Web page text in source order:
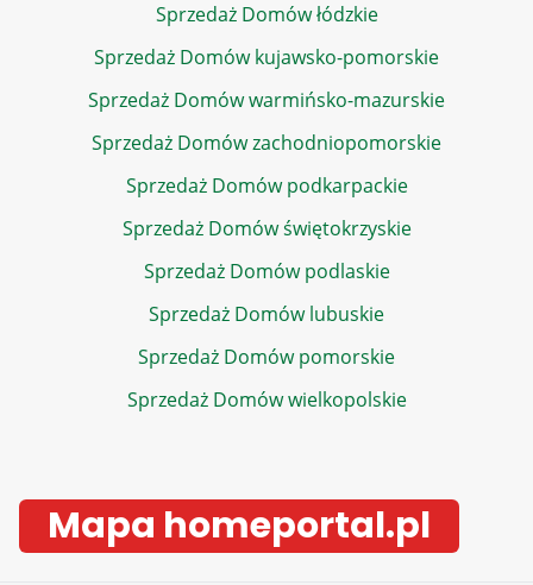
Sprzedaż Domów łódzkie
Sprzedaż Domów kujawsko-pomorskie
Sprzedaż Domów warmińsko-mazurskie
Sprzedaż Domów zachodniopomorskie
Sprzedaż Domów podkarpackie
Sprzedaż Domów świętokrzyskie
Sprzedaż Domów podlaskie
Sprzedaż Domów lubuskie
Sprzedaż Domów pomorskie
Sprzedaż Domów wielkopolskie
Mapa homeportal.pl